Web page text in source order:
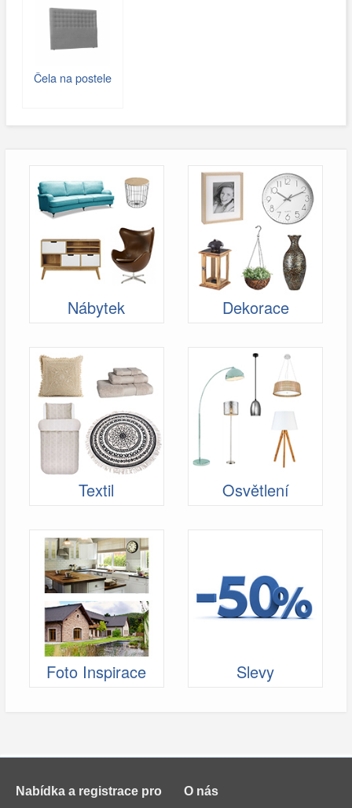
Čela na postele
Nábytek Dekorace
Textil Osvětlení
Foto Inspirace Slevy
Nabídka a registrace pro O nás